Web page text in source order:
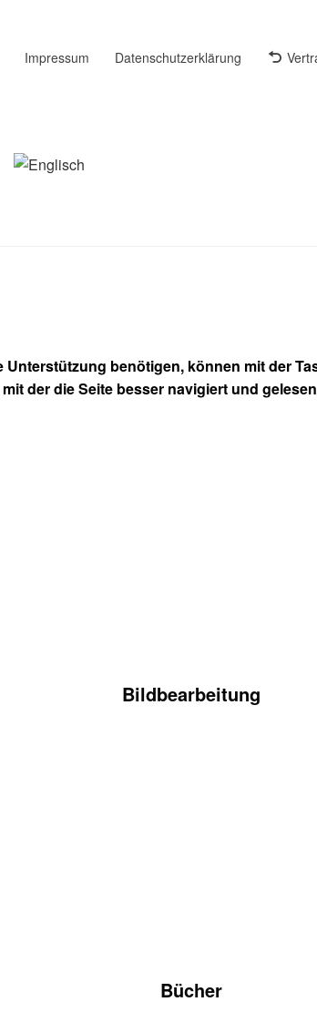
Impressum Datenschutzerklärung
benötigen, können mit der
der die Seite besser navigiert und
Bildbearbeitung
Bücher